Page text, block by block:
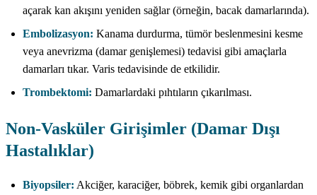
açarak kan akışını yeniden sağlar (örneğin, bacak damarlarında).
Embolizasyon: Kanama durdurma, tümör beslenmesini kesme
veya anevrizma (damar genişlemesi) tedavisi gibi amaçlarla
damarları tıkar. Varis tedavisinde de etkilidir.
Trombektomi: Damarlardaki pıhtıların çıkarılması.
Non-Vasküler Girişimler (Damar Dışı
Hastalıklar)
Biyopsiler: Akciğer, karaciğer, böbrek, kemik gibi organlardan